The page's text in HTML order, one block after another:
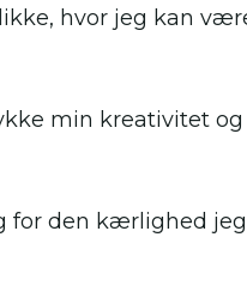
hvor jeg kan
min kreativitet
for den kærlighed